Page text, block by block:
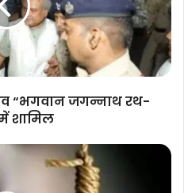
“भगवान जगन्नाथ रथ-
में शामिल